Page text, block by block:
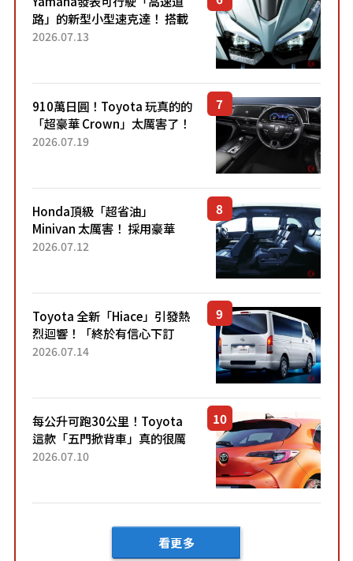
路」的新型小型速克達！ 搭載
能享受超強勁「渦輪感」的動
2026.07.13
910萬日圓！Toyota 玩真的的
「超豪華 Crown」太厲害了！
採用由「匠人技藝」打造的
2026.07.19
Honda頂級「超省油」
Minivan 太厲害！ 採用豪華
「真皮座椅」與專屬「黑色內
「三...
2026.07.12
Toyota 全新「Hiace」引發熱
烈迴響！「終於有信心下訂
了！」「哪個等級交車最
車？...
2026.07.14
每公升可跑30公里！Toyota
這款「五門掀背車」真的很厲
害！ 擁有全長4.3公尺的「剛剛
2026.07.10
看更多